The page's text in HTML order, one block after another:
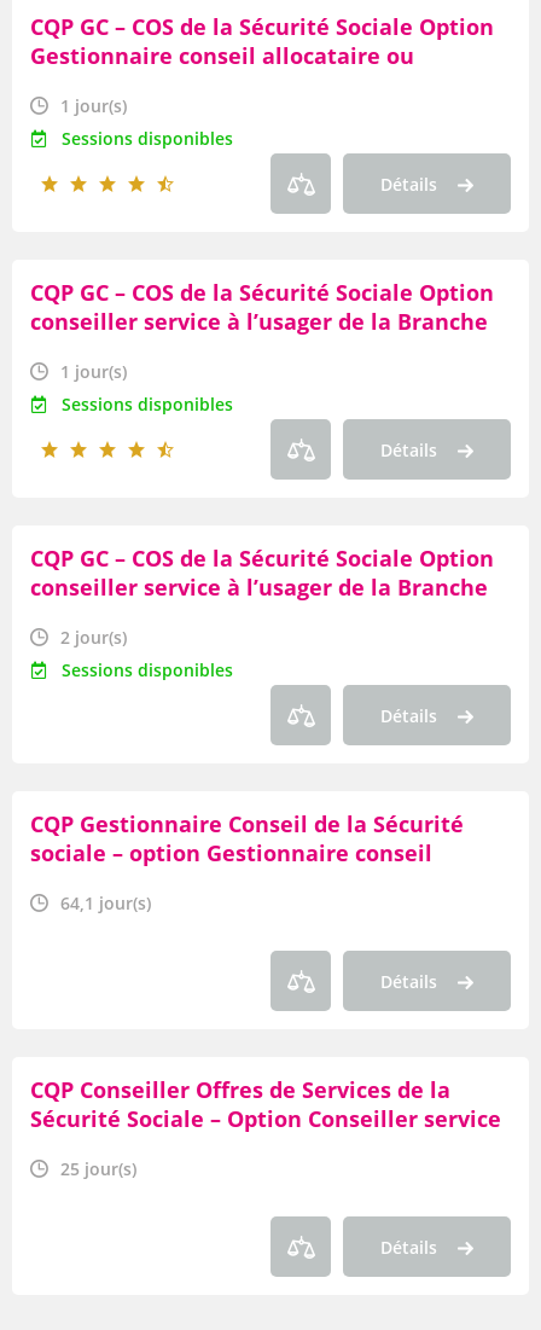
CQP GC – COS de la Sécurité Sociale Option
Gestionnaire conseil allocataire ou
Famille (ou Picking « Hors CQP ») Module «
Les appels sortants »
1 jour(s)
Sessions disponibles
Détails
CQP GC – COS de la Sécurité Sociale Option
conseiller service à l’usager de la Branche
Les appels entrants »
1 jour(s)
Sessions disponibles
Détails
CQP GC – COS de la Sécurité Sociale Option
conseiller service à l’usager de la Branche
L’accueil en EMS»
2 jour(s)
Sessions disponibles
Détails
CQP Gestionnaire Conseil de la Sécurité
sociale – option Gestionnaire conseil
64,1 jour(s)
Détails
CQP Conseiller Offres de Services de la
Sécurité Sociale – Option Conseiller service
25 jour(s)
Détails